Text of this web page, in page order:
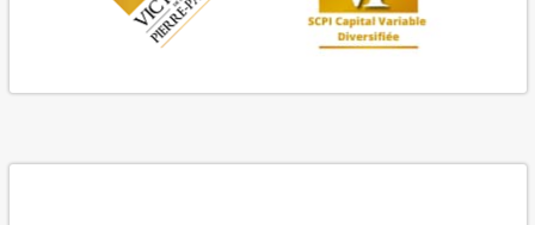
2021 2021